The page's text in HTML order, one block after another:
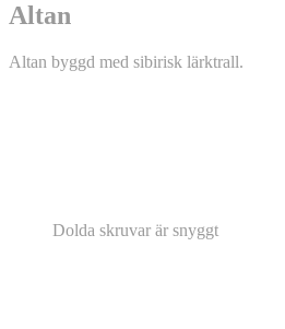
Altan
Altan byggd med sibirisk lärktrall.
Dolda skruvar är snyggt